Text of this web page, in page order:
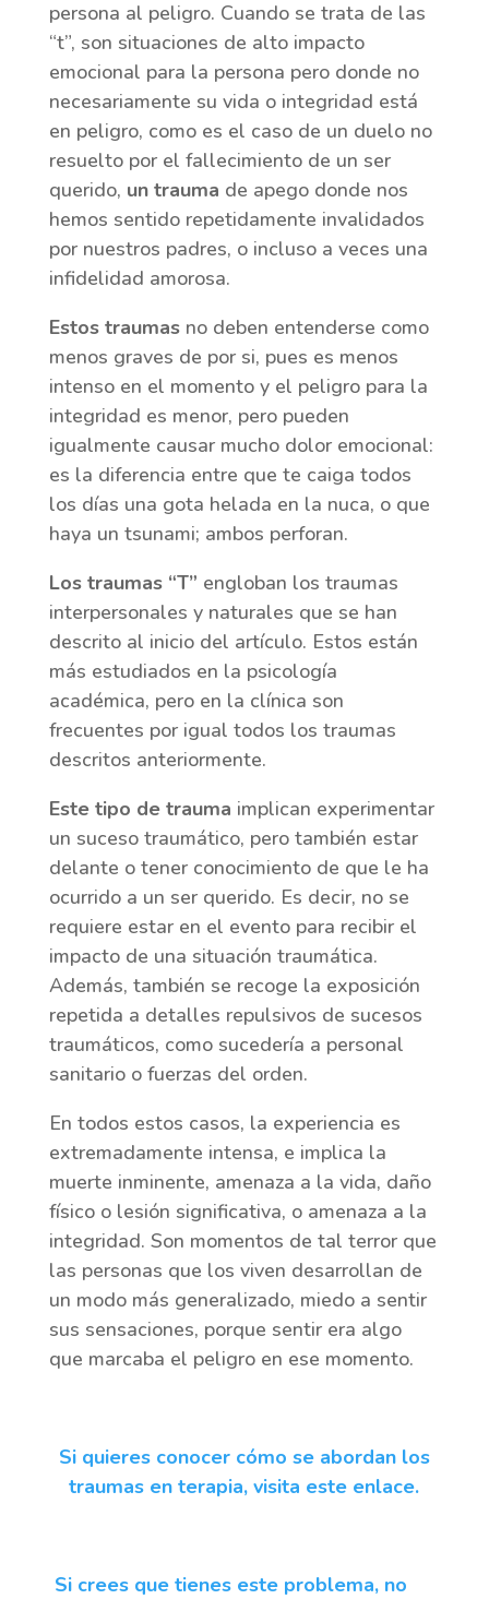
persona al peligro. Cuando se trata de las
“t”, son situaciones de alto impacto
emocional para la persona pero donde no
necesariamente su vida o integridad está
en peligro, como es el caso de un duelo no
resuelto por el fallecimiento de un ser
querido, un trauma de apego donde nos
hemos sentido repetidamente invalidados
por nuestros padres, o incluso a veces una
infidelidad amorosa.
Estos traumasno deben entenderse como
menos graves de por si, pues es menos
intenso en el momento y el peligro para la
integridad es menor, pero pueden
igualmente causar mucho dolor emocional:
es la diferencia entre que te caiga todos
los días una gota helada en la nuca, o que
haya un tsunami; ambos perforan.
Los traumas “T” engloban los traumas
interpersonales y naturales que se han
descrito al inicio del artículo. Estos están
más estudiados en la psicología
académica, pero en la clínica son
frecuentes por igual todos los traumas
descritos anteriormente.
Este tipo de trauma implican experimentar
un suceso traumático, pero también estar
delante o tener conocimiento de que le ha
ocurrido a un ser querido. Es decir, no se
requiere estar en el evento para recibir el
impacto de una situación traumática.
Además, también se recoge la exposición
repetida a detalles repulsivos de sucesos
traumáticos, como sucedería a personal
sanitario o fuerzas del orden.
En todos estos casos, la experiencia es
extremadamente intensa, e implica la
muerte inminente, amenaza a la vida, daño
físico o lesión significativa, o amenaza a la
integridad. Son momentos de tal terror que
las personas que los viven desarrollan de
un modo más generalizado, miedo a sentir
sus sensaciones, porque sentir era algo
que marcaba el peligro en ese momento.
Si quieres conocer cómo se abordan los
traumas en terapia, visita este enlace.
Si crees que tienes este problema, no